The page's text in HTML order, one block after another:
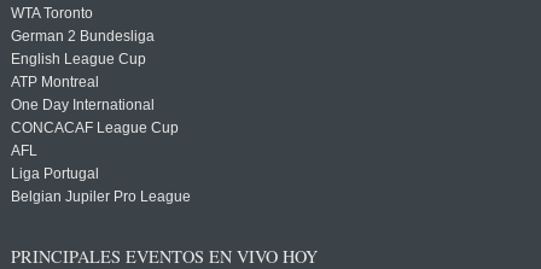
WTA Toronto
German 2 Bundesliga
English League Cup
ATP Montreal
One Day International
CONCACAF League Cup
AFL
Liga Portugal
Belgian Jupiler Pro League
PRINCIPALES EVENTOS EN VIVO HOY